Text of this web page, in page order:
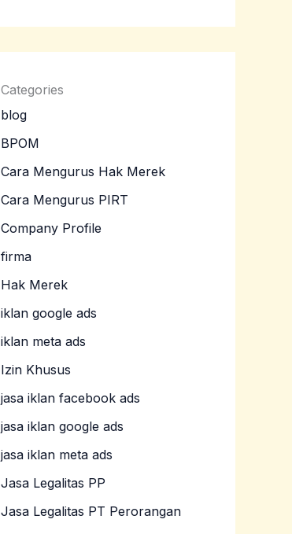
Categories
blog
BPOM
Cara Mengurus Hak Merek
Cara Mengurus PIRT
Company Profile
firma
Hak Merek
iklan google ads
iklan meta ads
Izin Khusus
jasa iklan facebook ads
jasa iklan google ads
jasa iklan meta ads
Jasa Legalitas PP
Jasa Legalitas PT Perorangan